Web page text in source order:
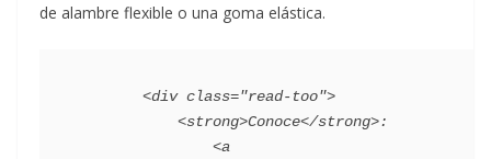
de alambre flexible o una goma elástica.